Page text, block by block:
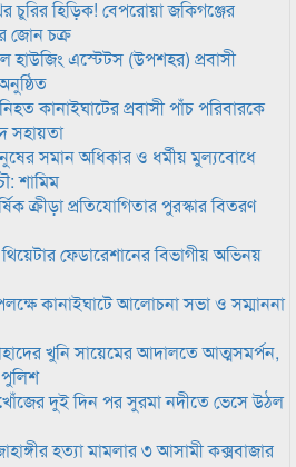
চুরির হিড়িক! বেপরোয়া জকিগঞ্জের
জোন চক্র
হাউজিং এস্টেটস (উপশহর) প্রবাসী
কানাইঘাটের প্রবাসী পাঁচ পরিবারকে
সহায়তা
সমান অধিকার ও ধর্মীয় মুল্যবোধে
শামিম
ক্রীড়া প্রতিযোগিতার পুরস্কার বিতরণ
ফেডারেশানের বিভাগীয় অভিনয়
কানাইঘাটে আলোচনা সভা ও সম্মাননা
খুনি সায়েমের আদালতে আত্মসমর্পন,
পুলিশ
দুই দিন পর সুরমা নদীতে ভেসে উঠল
হত্যা মামলার ৩ আসামী কক্সবাজার